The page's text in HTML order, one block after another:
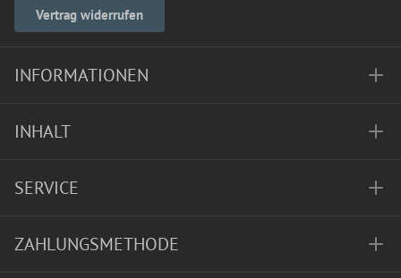
Vertrag widerrufen
INFORMATIONEN
INHALT
SERVICE
ZAHLUNGSMETHODE